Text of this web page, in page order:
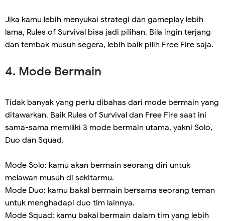
Jika kamu lebih menyukai strategi dan gameplay lebih
lama, Rules of Survival bisa jadi pilihan. Bila ingin terjang
dan tembak musuh segera, lebih baik pilih Free Fire saja.
4. Mode Bermain
Tidak banyak yang perlu dibahas dari mode bermain yang
ditawarkan. Baik Rules of Survival dan Free Fire saat ini
sama-sama memiliki 3 mode bermain utama, yakni Solo,
Duo dan Squad.
Mode Solo: kamu akan bermain seorang diri untuk
melawan musuh di sekitarmu.
Mode Duo: kamu bakal bermain bersama seorang teman
untuk menghadapi duo tim lainnya.
Mode Squad: kamu bakal bermain dalam tim yang lebih